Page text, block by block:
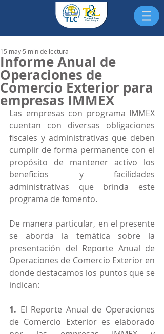
Informe Anual de
Operaciones de
Comercio Exterior para
empresas IMMEX
15 may 5 min de lectura
Las empresas con programa IMMEX
cuentan con diversas obligaciones
fiscales y administrativas que deben
cumplir de forma permanente con el
propósito de mantener activo los
beneficios y facilidades
administrativas que brinda este
programa de fomento.
De manera particular, en el presente
se aborda la temática sobre la
presentación del Reporte Anual de
Operaciones de Comercio Exterior en
donde destacamos los puntos que se
indican:
1. El Reporte Anual de Operaciones
de Comercio Exterior es elaborado